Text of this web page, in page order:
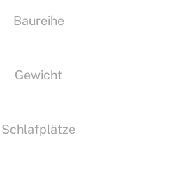
Baureihe
Gewicht
Schlafplätze